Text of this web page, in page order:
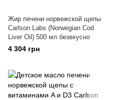
Жир печени норвежской щепы
Carlson Labs (Norwegian Cod
Liver Oil) 500 мл безвкусно
4 304 грн